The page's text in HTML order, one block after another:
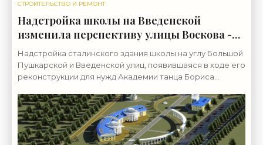
СТРОИТЕЛЬСТВО И РЕМОНТ
Надстройка школы на Введенской
изменила перспективу улицы Воскова -
«Свежие новости строительства»
Надстройка сталинского здания школы на углу Большой
Пушкарской и Введенской улиц, появившаяся в ходе его
реконструкции для нужд Академии танца Бориса